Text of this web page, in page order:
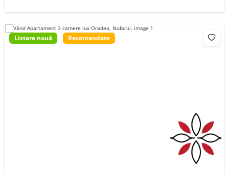
Listare nouă Recomandate